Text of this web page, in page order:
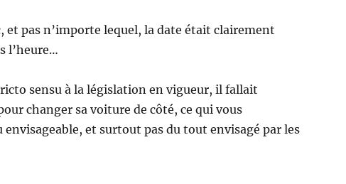
et pas n’importe lequel, la date était clairement
l’heure…
sensu à la législation en vigueur, il fallait
changer sa voiture de côté, ce qui vous
envisageable, et surtout pas du tout envisagé par les